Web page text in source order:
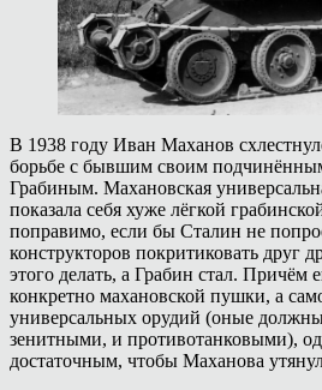
В 1938 году Иван Маханов
борьбе с бывшим своим
Грабиным. Махановская
показала себя хуже лёгкой
поправимо, если бы Сталин не
конструкторов покритиковать друг
этого делать, а Грабин стал. Причём
конкретно махановской пушки, а
универсальных орудий (оные
зенитными, и противотанковыми),
достаточным, чтобы Маханова